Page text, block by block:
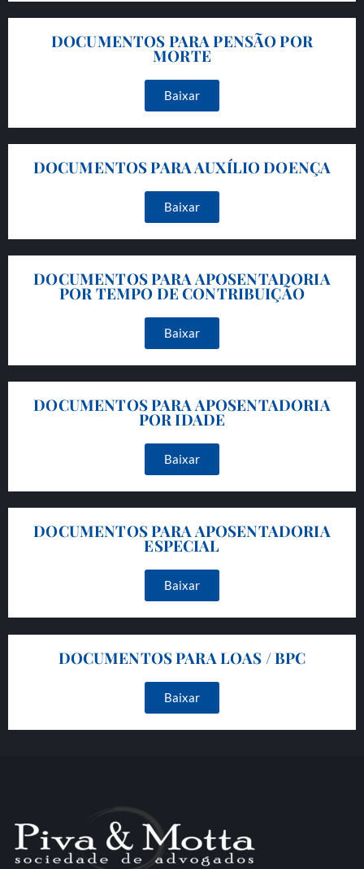
DOCUMENTOS PARA PENSÃO POR
MORTE
Baixar
DOCUMENTOS PARA AUXÍLIO DOENÇA
Baixar
DOCUMENTOS PARA APOSENTADORIA
POR TEMPO DE CONTRIBUIÇÃO
Baixar
DOCUMENTOS PARA APOSENTADORIA
POR IDADE
Baixar
DOCUMENTOS PARA APOSENTADORIA
ESPECIAL
Baixar
DOCUMENTOS PARA LOAS / BPC
Baixar